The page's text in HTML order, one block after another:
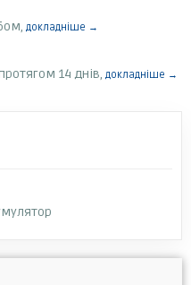
докладніше →
14 днів, докладніше →